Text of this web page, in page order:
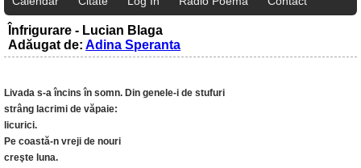
Înfrigurare - Lucian Blaga
Adăugat de: Adina Speranta
Livada s-a încins în somn. Din genele-i de stufuri
strâng lacrimi de văpaie:
licurici.
Pe coastă-n vreji de nouri
creşte luna.